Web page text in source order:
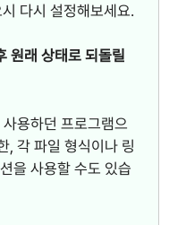
다시 설정해보세요.
원래 상태로 되돌릴
용하던 프로그램으
, 각 파일 형식이나 링
을 사용할 수도 있습